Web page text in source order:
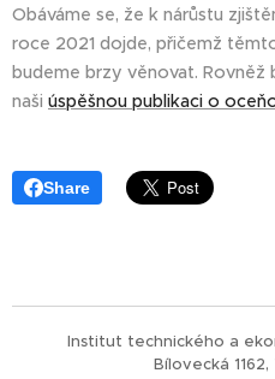
Obáváme se, že k nárůstu
roce 2021 dojde, přičemž
budeme brzy věnovat. Rovněž
naši úspěšnou publikaci o
Share
Institut technického a
Bílovecká